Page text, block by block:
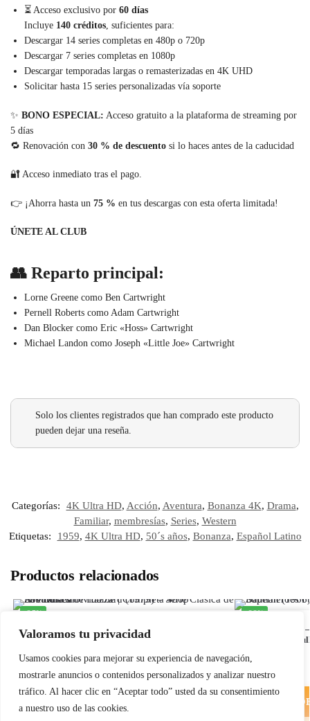
Valoramos tu privacidad
Usamos cookies para mejorar su experiencia de navegación,
mostrarle anuncios o contenidos personalizados y analizar nuestro
tráfico. Al hacer clic en “Aceptar todo” usted da su consentimiento
a nuestro uso de las cookies.
⏳ Acceso exclusivo por 60 días
Incluye 140 créditos , suficientes para:
Descargar 14 series completas en 480p o 720p
Descargar 7 series completas en 1080p
Descargar temporadas largas o remasterizadas en 4K UHD
Solicitar hasta 15 series personalizadas vía soporte
✨ BONO ESPECIAL: Acceso gratuito a la plataforma de streaming por
5 días
🔁 Renovación con 30 % de descuento si lo haces antes de la caducidad
🔐 Acceso inmediato tras el pago.
👉 ¡Ahorra hasta un 75 % en tus descargas con esta oferta limitada!
ÚNETE AL CLUB
👥 Reparto principal:
Lorne Greene como Ben Cartwright
Pernell Roberts como Adam Cartwright
Dan Blocker como Eric «Hoss» Cartwright
Michael Landon como Joseph «Little Joe» Cartwright
Solo los clientes registrados que han comprado este producto
pueden dejar una reseña.
Categorías: 4K Ultra HD, Acción, Aventura, Bonanza 4K, Drama,
Familiar, membresías, Series, Western
Etiquetas:
1959, 4K Ultra HD, 50´s años, Bonanza, Español Latino
Productos relacionados
-37%
Los Dukes de Hazzard (1979) – Serie Clásica de
Aventura inolvidable | Completa 480p Subtitulada
0- 0 reseñas
$4.99 - $ 14.69
-33%
Batman (1966)
Superhéroes
$4.00 - $